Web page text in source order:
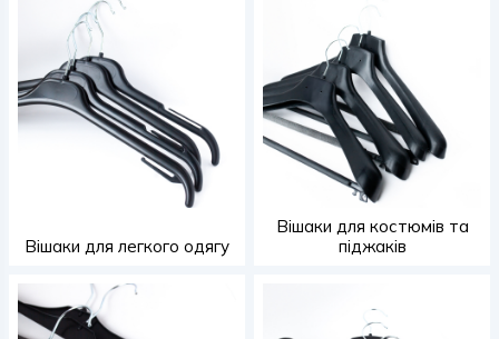
Вішаки для легкого одягу
Вішаки для костюмів та
піджаків